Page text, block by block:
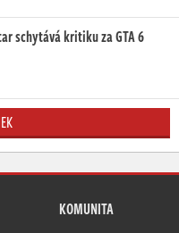
schytává kritiku za GTA 6
KOMUNITA